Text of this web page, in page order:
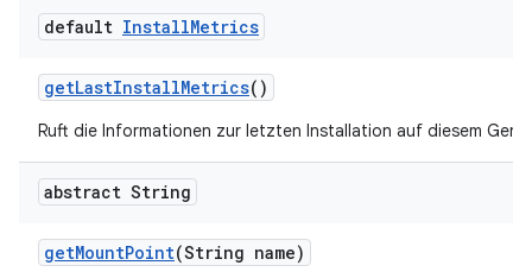
default InstallMetrics
getLastInstallMetrics()
Ruft die Informationen zur letzten Installation auf diesem
abstract String
getMountPoint(String name)